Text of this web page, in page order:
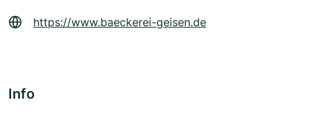
https://www.baeckerei-geisen.de
Info